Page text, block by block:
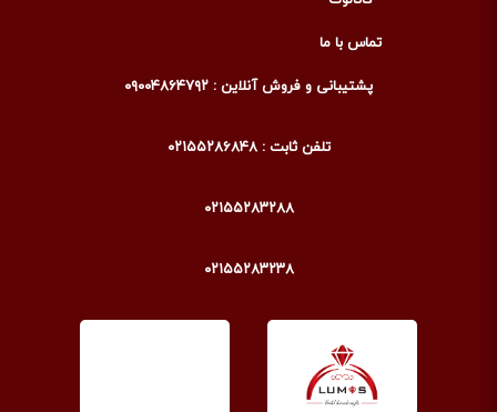
تماس با ما
پشتیبانی و فروش آنلاین : ۰۹۰۰۴۸۶۴۷۹۲
تلفن ثابت : ۰۲۱۵۵۲۸۶۸۴۸
۰۲۱۵۵۲۸۳۲۸۸
۰۲۱۵۵۲۸۳۲۳۸